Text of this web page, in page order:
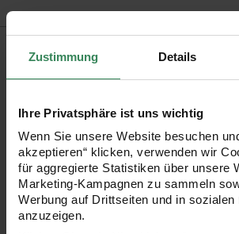
Zustimmung Details
Ihre Privatsphäre ist uns wichtig
Wenn Sie unsere Website besuchen
akzeptieren“ klicken, verwenden wir
für aggregierte Statistiken über unsere
Marketing-Kampagnen zu sammeln
Werbung auf Drittseiten und in sozialen
anzuzeigen.
Ob zum Ordnen von Papieren, zum
– dank ihrer modernen Optik können die
Klemmbrettklammern und Wire Clips
sondern auch bei zahlreichen DIY-
kommen.
Klemmbrettklammern in silberoptik